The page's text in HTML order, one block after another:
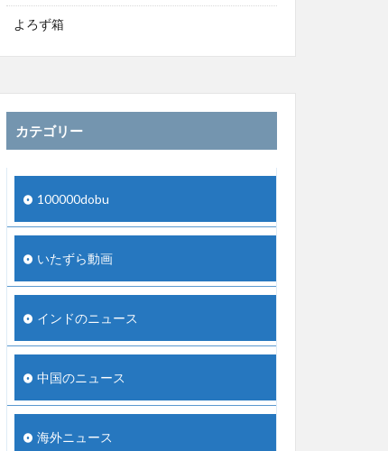
よろず箱
カテゴリー
100000dobu
いたずら動画
インドのニュース
中国のニュース
海外ニュース